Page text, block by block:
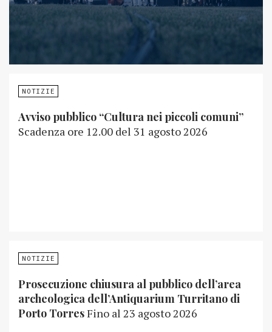
NOTIZIE
Avviso pubblico “Cultura nei piccoli comuni”
Scadenza ore 12.00 del 31 agosto 2026
NOTIZIE
Prosecuzione chiusura al pubblico dell’area
archeologica dell’Antiquarium Turritano di
Porto TorresFino al 23 agosto 2026